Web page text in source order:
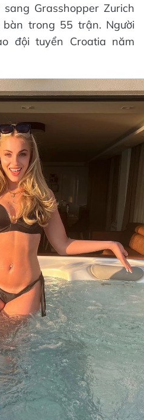
Grasshopper Zurich
trong 55 trận. Người
đội tuyển Croatia năm